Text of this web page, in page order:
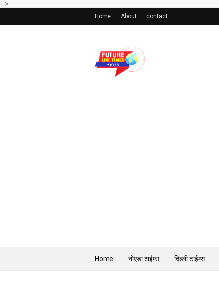
-->
Home About contact
Home नोएडा टाईम्स दिल्ली टाईम्स